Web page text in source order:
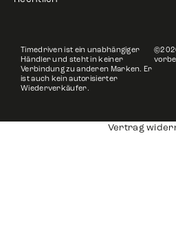
Timedriven ist ein unabhängiger
Händler und steht in keiner
Verbindung zu anderen Marken. Er
ist auch kein autorisierter
Wiederverkäufer.
Vertrag